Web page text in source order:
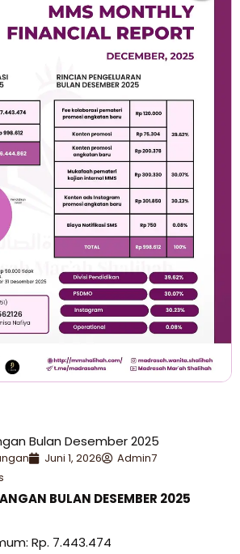
Bulan Desember 2025
Juni 1, 2026
Admin7
BULAN DESEMBER 2025
Rp. 7.443.474